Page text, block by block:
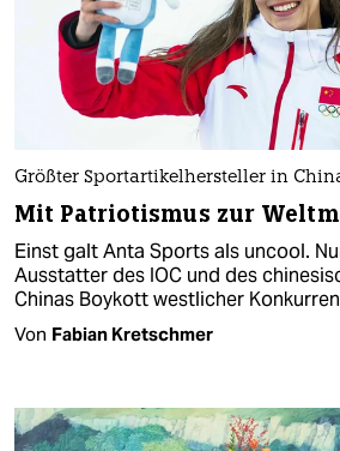
Größter Sportartikelhersteller in
Mit Patriotismus zur
Einst galt Anta Sports als uncool.
Ausstatter des IOC und des
Chinas Boykott westlicher
Von Fabian Kretschmer